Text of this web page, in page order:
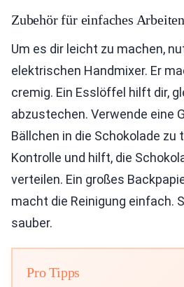
Zubehör für einfaches Arbeiten
Um es dir leicht zu machen,
elektrischen Handmixer. Er
cremig. Ein Esslöffel hilft dir,
abzustechen. Verwende eine
Bällchen in die Schokolade zu
Kontrolle und hilft, die
verteilen. Ein großes
macht die Reinigung einfach.
sauber.
Pro Tipps